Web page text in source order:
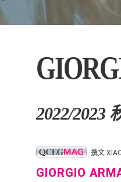
2022/2023
撰文
GIORGIO